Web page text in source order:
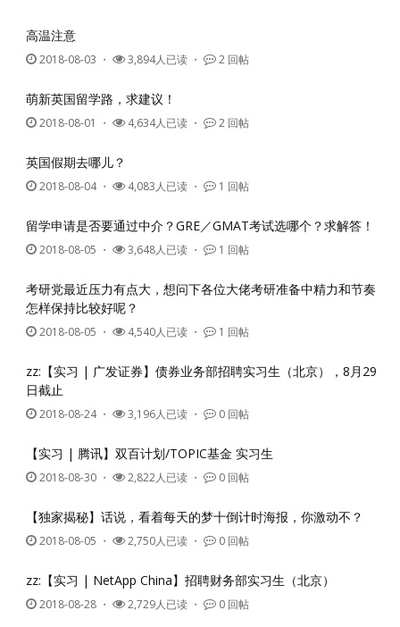
高温注意
2018-08-03 ・ 3,894人已读 ・ 2 回帖
萌新英国留学路，求建议！
2018-08-01 ・ 4,634人已读 ・ 2 回帖
英国假期去哪儿？
2018-08-04・ 4,083人已读 ・ 1 回帖
留学申请是否要通过中介？GRE／GMAT考试选哪个？求解答！
2018-08-05 ・ 3,648人已读 ・ 1 回帖
考研党最近压力有点大，想问下各位大佬考研准备中精力和节奏
怎样保持比较好呢？
2018-08-05 ・ 4,540人已读 ・ 1 回帖
zz:【实习 | 广发证券】债券业务部招聘实习生（北京），8月29
日截止
2018-08-24・ 3,196人已读 ・ 0 回帖
【实习 | 腾讯】双百计划/TOPIC基金 实习生
2018-08-30 ・ 2,822人已读 ・ 0 回帖
【独家揭秘】话说，看着每天的梦十倒计时海报，你激动不？
2018-08-05 ・ 2,750人已读 ・ 0 回帖
zz:【实习 | NetApp China】招聘财务部实习生（北京）
2018-08-28 ・ 2,729人已读 ・ 0 回帖